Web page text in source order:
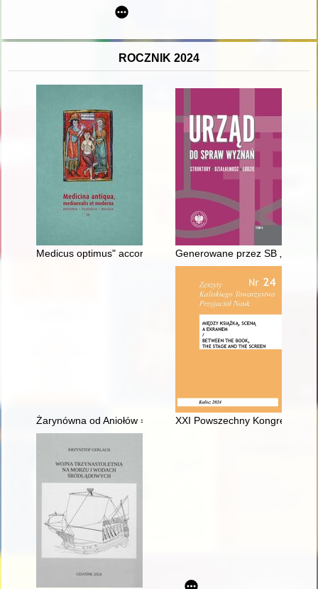
ROCZNIK 2024
Medicus optimus" according to Szymon of Łowicz (on the
Generowane przez SB
Żarynówna od Aniołów = Żarynówna from the Angels
XXI Powszechny Kongres